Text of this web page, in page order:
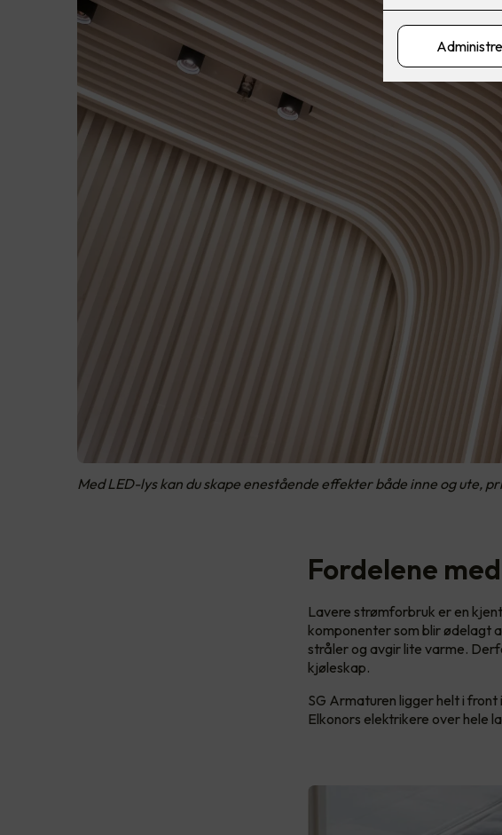
Med LED-lys kan du skape enestående effekter både inne og
Fordelene
Lavere strømforbruk er en
komponenter som blir ødelagt
stråler og avgir lite varme.
kjøleskap.
SG Armaturen ligger helt i
Elkonors elektrikere over hele